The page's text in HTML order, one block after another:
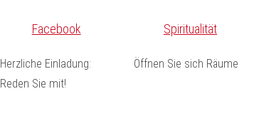
Facebook
Herzliche Einladung:
Reden Sie mit!
Spiritualität
Öffnen Sie sich Räume